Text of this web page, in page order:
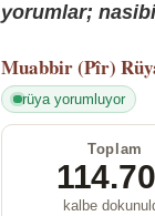
yorumlar; nasibi
Muabbir (Pîr)
rüya yorumluyor
Toplam
kalbe